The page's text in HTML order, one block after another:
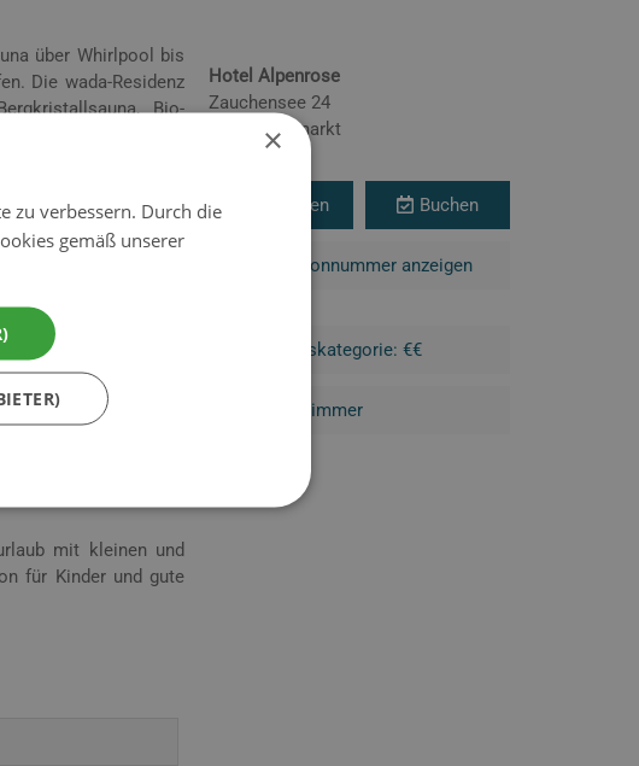
über Whirlpool bis
Die wada-Residenz
Bio-
mit Wasserbetten,
die memon Umwelt
z.B. Wasseradern,
ermöglicht
ist ein Geheimtipp
mit kleinen und
für Kinder und gute
Hotel Alpenrose
Zauchensee 24
5541 Altenmarkt
Österreich
Anfragen Buchen
Telefonnummer anzeigen
Preiskategorie: €€
44 Zimmer
×
zu verbessern. Durch die
gemäß unserer